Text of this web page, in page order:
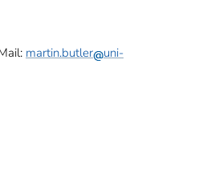
martin.butler
uni-